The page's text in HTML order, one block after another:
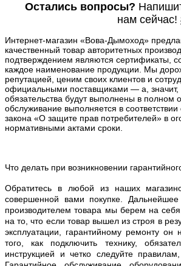
Остались вопросы?
нам сейчас!
Интернет-магазин «Вова-Дымоход»
качественный товар авторитетных
подтверждением являются сертификаты,
каждое наименование продукции. Мы
репутацией, ценим своих клиентов и
официальными поставщиками — а, значит,
обязательства будут выполнены в полном
обслуживание выполняется в
закона «О защите прав потребителей» в
нормативными актами сроки.
Что делать при возникновении
Обратитесь в любой из наших
совершенной вами покупке.
производителем товара мы берем на
на то, что если товар вышел из строя в
эксплуатации, гарантийному ремонту
того, как подключить технику,
инструкцией и четко следуйте